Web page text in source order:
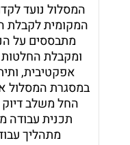
המסלול נועד
המקומית לקבלת
מתבססים על
ומקבלת החלטות
אפקטיבית,
במסגרת המסלול
החל משלב דיוק
תכנית עבודה
מתהליך